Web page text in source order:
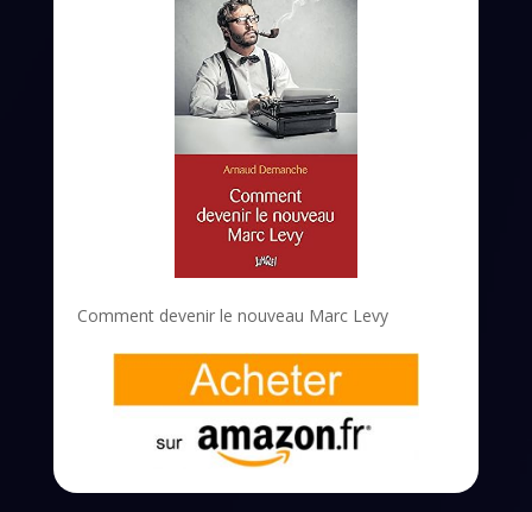
Comment devenir le nouveau Marc Levy